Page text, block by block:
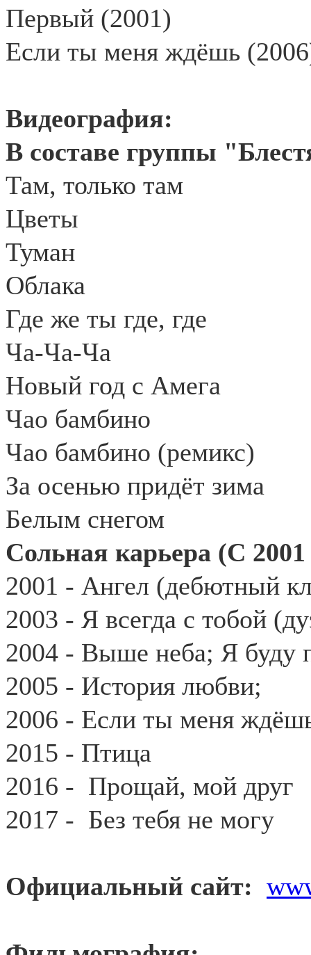
Первый (2001)
Если ты меня ждёшь
Видеография:
В составе группы
Там, только там
Цветы
Туман
Облака
Где же ты где, где
Ча-Ча-Ча
Новый год с Амега
Чао бамбино
Чао бамбино (ремикс)
За осенью придёт зима
Белым снегом
Сольная карьера (С 2001
2001 - Ангел (дебютный
2003 - Я всегда с тобой
2004 - Выше неба; Я буду
2005 - История любви;
2006 - Если ты меня
2015 - Птица
2016 - Прощай, мой друг
2017 - Без тебя не могу
Официальный сайт: